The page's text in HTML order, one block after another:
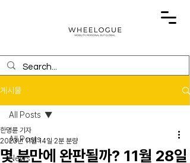
게시물
All Posts
News
All Posts
몇 분만에 완판될까? 11월 28일
한명륜 기자
2023년 11월 14일 2분 분량